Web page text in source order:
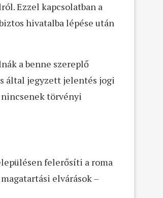
Ezzel kapcsolatban a
hivatalba lépése után
a benne szereplő
által jegyzett jelentés jogi
törvényi
felerősíti a roma
elvárások –